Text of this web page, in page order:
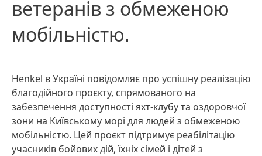
ветеранів з обмеженою
мобільністю.
Henkel в Україні повідомляє про успішну реалізацію
благодійного проєкту, спрямованого на
забезпечення доступності яхт-клубу та оздоровчої
зони на Київському морі для людей з обмеженою
мобільністю. Цей проєкт підтримує реабілітацію
учасників бойових дій, їхніх сімей і дітей з